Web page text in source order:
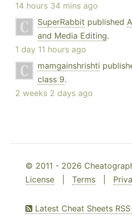
14 hours 34 mins ago
SuperRabbit published
and Media Editing.
1 day 11 hours ago
mamgainshrishti
class 9.
2 weeks 2 days ago
© 2011 - 2026
License
Terms
Latest Cheat Sheets RSS